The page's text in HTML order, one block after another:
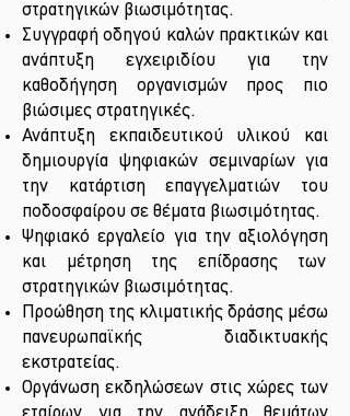
στρατηγικών βιωσιμότητας.
Συγγραφή οδηγού καλών πρακτικών και
ανάπτυξη εγχειριδίου για την
καθοδήγηση οργανισμών προς πιο
βιώσιμες στρατηγικές.
Ανάπτυξη εκπαιδευτικού υλικού και
δημιουργία ψηφιακών σεμιναρίων για
την κατάρτιση επαγγελματιών του
ποδοσφαίρου σε θέματα βιωσιμότητας.
Ψηφιακό εργαλείο για την αξιολόγηση
και μέτρηση της επίδρασης των
στρατηγικών βιωσιμότητας.
Προώθηση της κλιματικής δράσης μέσω
πανευρωπαϊκής διαδικτυακής
εκστρατείας.
Οργάνωση εκδηλώσεων στις χώρες των